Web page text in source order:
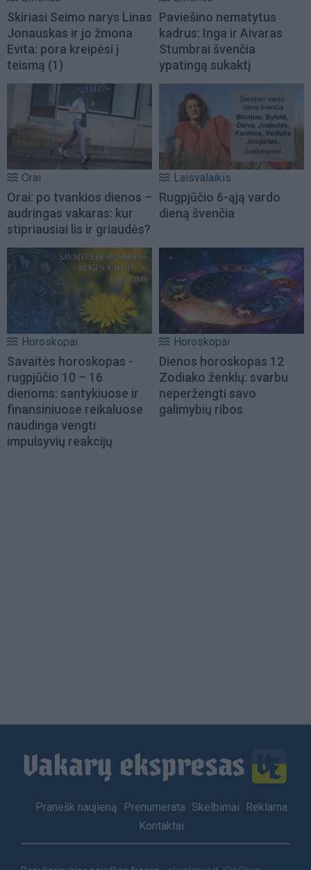
Skiriasi Seimo narys Linas
Jonauskas ir jo žmona
Evita: pora kreipėsi į
teismą (1)
Paviešino nematytus
kadrus: Inga ir Aivaras
Stumbrai švenčia
ypatingą sukaktį
Orai
Orai: po tvankios dienos –
audringas vakaras: kur
stipriausiai lis ir griaudės?
Laisvalaikis
Rugpjūčio 6-ąją vardo
dieną švenčia
Horoskopai
Savaitės horoskopas -
rugpjūčio 10 – 16
dienoms: santykiuose ir
finansiniuose reikaluose
naudinga vengti
impulsyvių reakcijų
Horoskopai
Dienos horoskopas 12
Zodiako ženklų: svarbu
neperžengti savo
galimybių ribos
Footer
Pranešk naujieną Prenumerata Skelbimai
Reklama
Kontaktai